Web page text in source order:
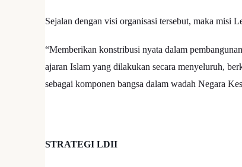
Sejalan dengan visi organisasi tersebut, maka misi
“Memberikan konstribusi nyata dalam
ajaran Islam yang dilakukan secara menyeluruh,
sebagai komponen bangsa dalam wadah Negara
STRATEGI LDII